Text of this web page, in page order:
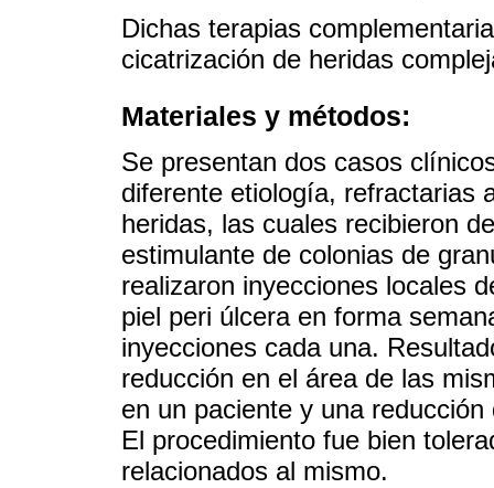
Dichas terapias
cicatrización de heridas
Materiales y métodos:
Se presentan dos casos
diferente etiología, refractarias
heridas, las cuales recibieron
estimulante de colonias de
realizaron inyecciones locales
piel peri úlcera en forma
inyecciones cada una.
reducción en el área de las
en un paciente y una
El procedimiento fue bien
relacionados al mismo.